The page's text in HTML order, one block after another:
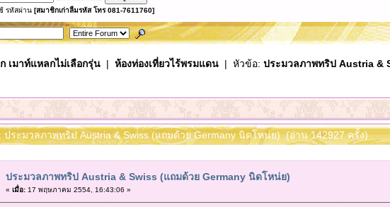
รหัสผ่าน [สมาชิกเก่าลืมรหัส โทร 081-7611760]
เมาท์แหลกไม่เลือกรุ่น| ห้องท่องเที่ยวไร้พรมแดน| หัวข้อ: ประมวลภาพทริป Austria &
ประมวลภาพทริป Austria & Swiss (แถมด้วย Germany นิดโหน่ย) (อ่าน 142927 ครั้ง)
ประมวลภาพทริป Austria & Swiss (แถมด้วย Germany นิดโหน่ย)
« เมื่อ:17 พฤษภาคม 2554, 16:43:06 »